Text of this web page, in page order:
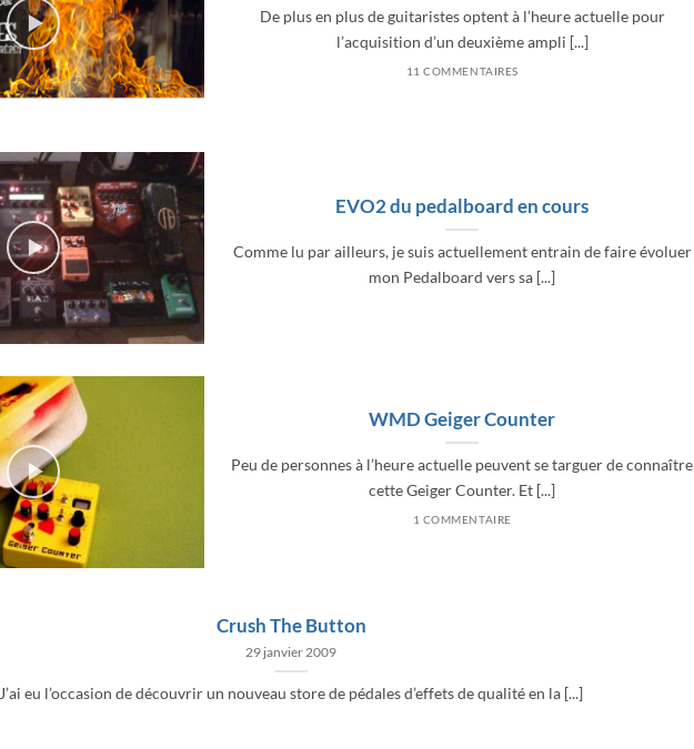
De plus en plus de guitaristes optent à l’heure actuelle pour
l’acquisition d’un deuxième ampli [...]
11 COMMENTAIRES
EVO2 du pedalboard en cours
Comme lu par ailleurs, je suis actuellement entrain de faire évoluer
mon Pedalboard vers sa [...]
WMD Geiger Counter
Peu de personnes à l’heure actuelle peuvent se targuer de connaître
cette Geiger Counter. Et [...]
1 COMMENTAIRE
Crush The Button
29 janvier 2009
J’ai eu l’occasion de découvrir un nouveau store de pédales d’effets de qualité en la [...]